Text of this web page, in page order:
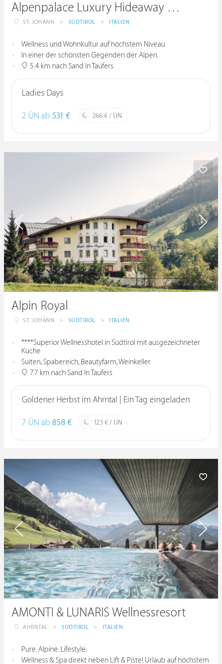
Alpenpalace Luxury Hideaway & Spa Retreat
ST. JOHANN > SÜDTIROL > ITALIEN
Wellness und Wohnkultur auf höchstem Niveau
In einer der schönsten Gegenden der Alpen.
5.4 km nach Sand In Taufers
Ladies Days
2 ÜN ab 531 € 266 € / ÜN
Alpin Royal
ST. JOHANN > SÜDTIROL > ITALIEN
****Superior Wellnesshotel in Südtirol mit ausgezeichneter
Küche
Suiten, Spabereich, Beautyfarm, Weinkeller
7.7 km nach Sand In Taufers
Goldener Herbst im Ahrntal | Ein Tag eingeladen
7 ÜN ab 858 € 123 € / ÜN
AMONTI & LUNARIS Wellnessresort
AHRNTAL > SÜDTIROL > ITALIEN
Pure. Alpine. Lifestyle.
Wellness & Spa direkt neben Lift & Piste! Urlaub auf höchstem